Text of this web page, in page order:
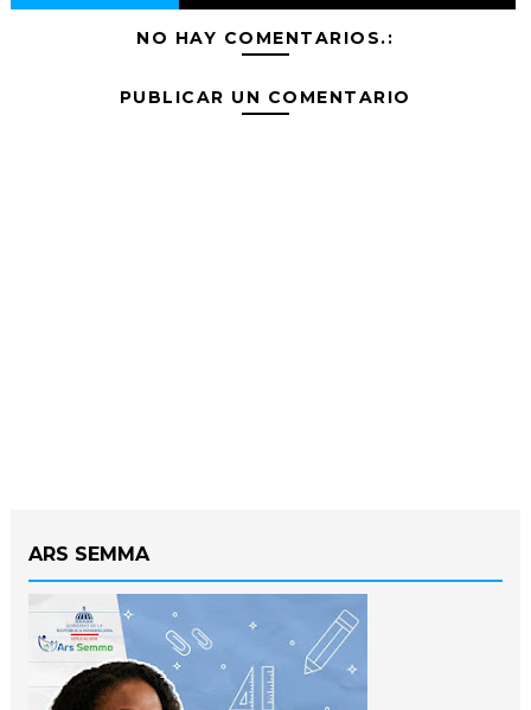
NO HAY COMENTARIOS.:
PUBLICAR UN COMENTARIO
ARS SEMMA